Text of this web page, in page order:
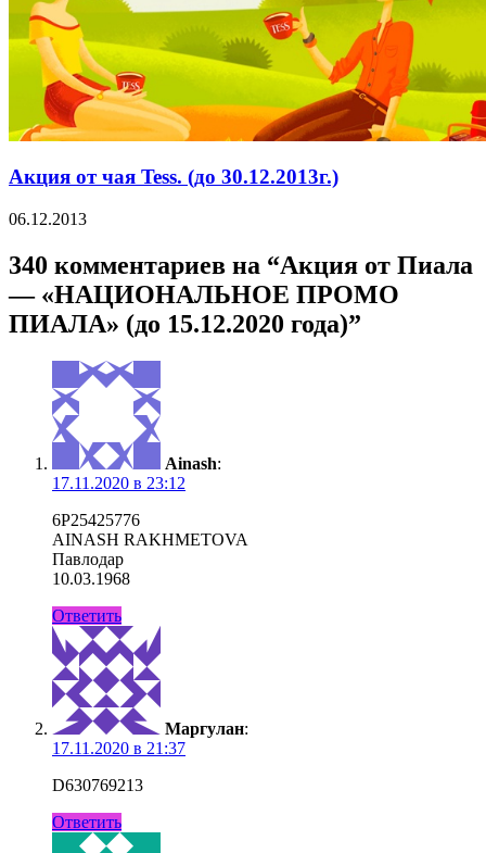
Акция от чая Tess. (до 30.12.2013г.)
06.12.2013
340 комментариев на “Акция от Пиала
— «НАЦИОНАЛЬНОЕ ПРОМО
ПИАЛА» (до 15.12.2020 года)”
Ainash:
17.11.2020 в 23:12
6P25425776
AINASH RAKHMETOVA
Павлодар
10.03.1968
Ответить
Маргулан:
17.11.2020 в 21:37
D630769213
Ответить